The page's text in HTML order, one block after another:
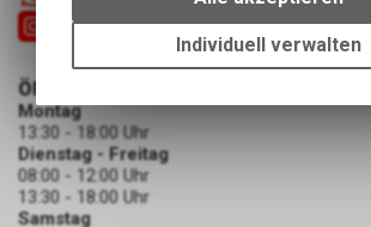
ÖFFNUNGSZEITEN
Montag
13:30 - 18:00 Uhr
Dienstag - Freitag
08:00 - 12:00 Uhr
13:30 - 18:00 Uhr
Samstag
Einstellungen auf
um die grundlegenden
Funktionen unseres
Individuell verwalten